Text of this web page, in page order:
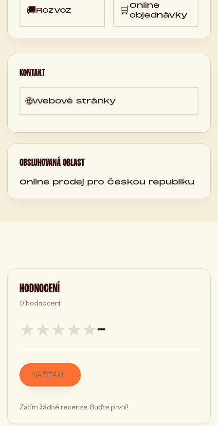
🚚Rozvoz 🛒Online
objednávky
KONTAKT
🌐Webové stránky
OBSLUHOVANÁ OBLAST
Online prodej pro Českou republiku
HODNOCENÍ
0 hodnocení
★★★★★—
NAČÍTÁM…
Zatím žádné recenze. Buďte první!